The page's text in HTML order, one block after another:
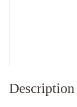
Description